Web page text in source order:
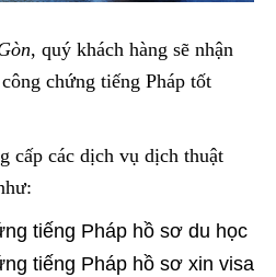
, quý khách hàng sẽ nhận
chứng tiếng Pháp tốt
cấp các dịch vụ dịch thuật
tiếng Pháp hồ sơ du học
tiếng Pháp hồ sơ xin visa